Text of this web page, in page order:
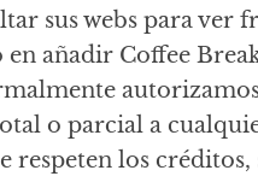
sus webs para ver
en añadir Coffee
o parcial a
respeten los créditos,